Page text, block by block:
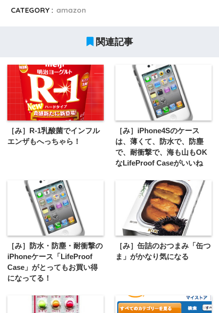
CATEGORY : amazon
関連記事
［み］R-1乳酸菌でインフル
エンザもへっちゃら！
［み］iPhone4Sのケース
は、薄くて、防水で、防塵
で、耐衝撃で、海も山もOK
なLifeProof Caseがいいね
［み］防水・防塵・耐衝撃の
iPhoneケース「LifeProof
Case」がとってもお買い得
になってる！
［み］缶詰のおつまみ「缶つ
ま」がかなり気になる